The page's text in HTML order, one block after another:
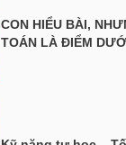
CON HIỂU BÀI,
TOÁN LÀ ĐIỂM